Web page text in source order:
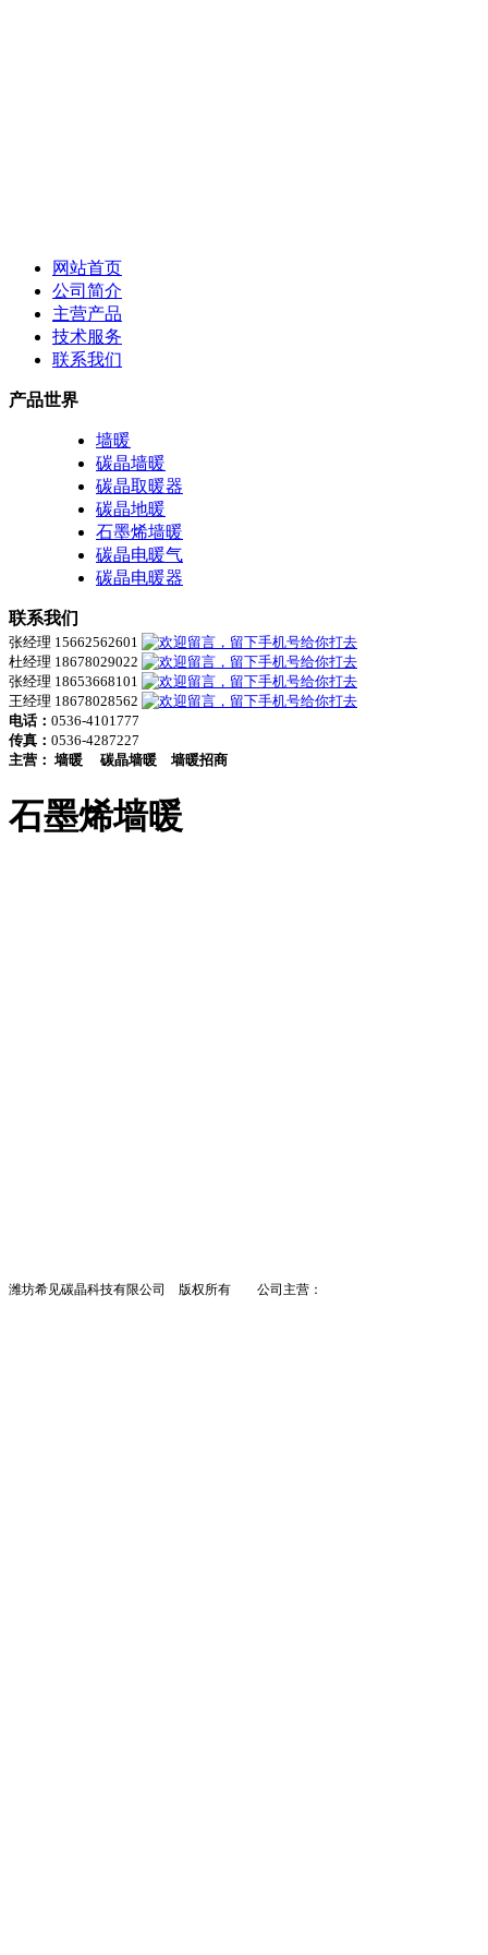
网站首页
公司简介
主营产品
技术服务
联系我们
产品世界
墙暖
碳晶墙暖
碳晶取暖器
碳晶地暖
石墨烯墙暖
碳晶电暖气
碳晶电暖器
联系我们
张经理 15662562601
杜经理 18678029022
张经理 18653668101
王经理 18678028562
电话： 0536-4101777
传真： 0536-4287227
主营： 墙暖 碳晶墙暖 墙暖招商
石墨烯墙暖
潍坊希见碳晶科技有限公司 版权所有 公司主营：